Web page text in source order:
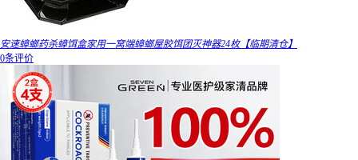
安速蟑螂药杀蟑饵盒家用一窝端蟑螂屋胶饵团灭神器24枚【临期清仓】
0条评价